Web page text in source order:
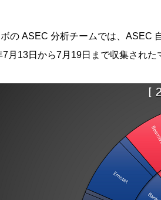
の ASEC 分析チームでは、ASEC
7月13日から7月19日まで収集された